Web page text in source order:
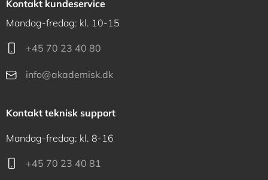
Kontakt kundeservice
Mandag-fredag: kl. 10-15
+45 70 23 40 80
info@akademisk.dk
Kontakt teknisk support
Mandag-fredag: kl. 8-16
+45 70 23 40 81